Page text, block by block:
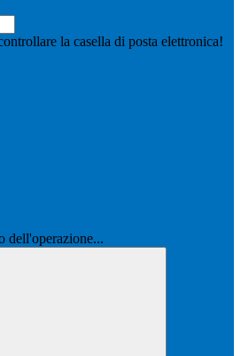
la casella di posta elettronica!
dell'operazione...